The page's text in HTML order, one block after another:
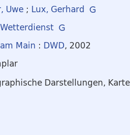
Uwe ; Lux, Gerhard
Main : DWD, 2002
Darstellungen,